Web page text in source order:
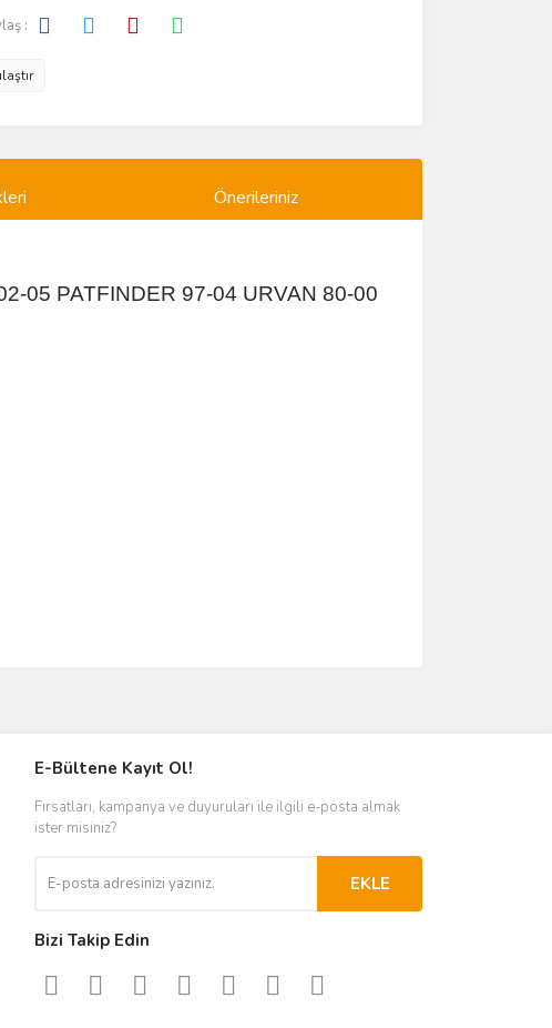
:
Önerileriniz
05 PATFINDER 97-04 URVAN 80-00
E-Bültene Kayıt Ol!
Fırsatları, kampanya ve duyuruları ile ilgili e-posta almak
ister misiniz?
EKLE
Bizi Takip Edin